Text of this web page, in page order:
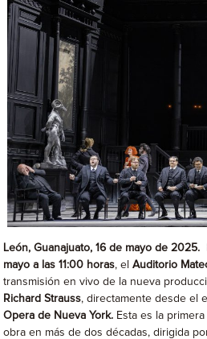
León, Guanajuato, 16 de mayo de 2025.
mayo a las 11:00 horas, elAuditorio
transmisión en vivo de la nueva
Richard Strauss, directamente desde el
Opera de Nueva York. Esta es la
obra en más de dos décadas, dirigida